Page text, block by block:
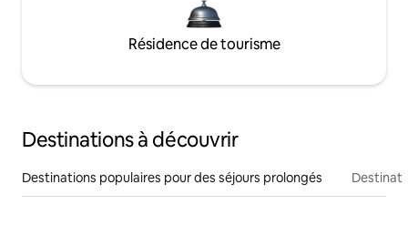
Résidence de tourisme
Destinations à découvrir
Destinations populaires pour des séjours prolongés